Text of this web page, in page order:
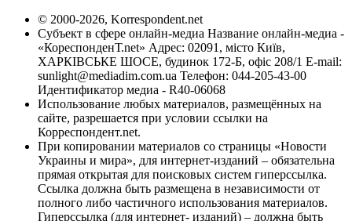
© 2000-2026, Korrespondent.net
Субъект в сфере онлайн-медиа Название онлайн-медиа -
«КореспонденТ.net» Адрес: 02091, місто Київ,
ХАРКІВСЬКЕ ШОСЕ, будинок 172-Б, офіс 208/1 E-mail:
sunlight@mediadim.com.ua Телефон: 044-205-43-00
Идентификатор медиа - R40-06068
Использование любых материалов, размещённых на
сайте, разрешается при условии ссылки на
Корреспондент.net.
При копировании материалов со страницы «Новости
Украины и мира», для интернет-изданий – обязательна
прямая открытая для поисковых систем гиперссылка.
Ссылка должна быть размещена в независимости от
полного либо частичного использования материалов.
Гиперссылка (для интернет- изданий) – должна быть